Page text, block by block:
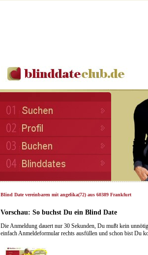
Blind Date vereinbaren mit angelika(72) aus 60389 Frankfurt
Vorschau: So buchst Du ein Blind Date
Die Anmeldung dauert nur 30 Sekunden, Du mußt kein
einfach Anmeldeformular rechts ausfüllen und schon bist Du